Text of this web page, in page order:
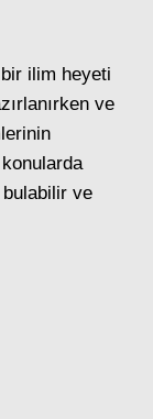
ilim heyeti
ve
bulabilir ve